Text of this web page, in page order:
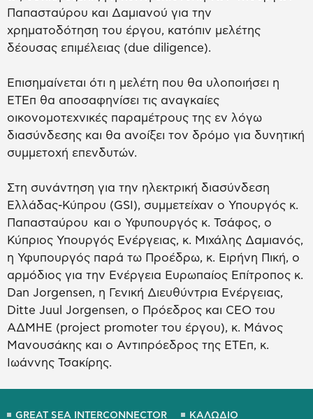
Παπασταύρου και Δαμιανού για την
χρηματοδότηση του έργου, κατόπιν μελέτης
δέουσας επιμέλειας (due diligence).
Επισημαίνεται ότι η μελέτη που θα υλοποιήσει η
ΕΤΕπ θα αποσαφηνίσει τις αναγκαίες
οικονομοτεχνικές παραμέτρους της εν λόγω
διασύνδεσης και θα ανοίξει τον δρόμο για δυνητική
συμμετοχή επενδυτών.
Στη συνάντηση για την ηλεκτρική διασύνδεση
Ελλάδας-Κύπρου (GSI), συμμετείχαν ο Υπουργός κ.
Παπασταύρου και ο Υφυπουργός κ. Τσάφος, ο
Κύπριος Υπουργός Ενέργειας, κ. Μιχάλης Δαμιανός,
η Υφυπουργός παρά τω Προέδρω, κ. Ειρήνη Πική, ο
αρμόδιος για την Ενέργεια Ευρωπαίος Επίτροπος κ.
Dan Jorgensen, η Γενική Διευθύντρια Ενέργειας,
Ditte Juul Jorgensen, o Πρόεδρος και CEO του
ΑΔΜΗΕ (project promoter του έργου), κ. Μάνος
Μανουσάκης και ο Αντιπρόεδρος της ΕΤΕπ, κ.
Ιωάννης Τσακίρης.
GREAT SEA INTERCONNECTOR ΚΑΛΩΔΙΟ